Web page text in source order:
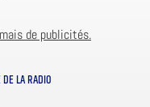
de publicités.
LA RADIO